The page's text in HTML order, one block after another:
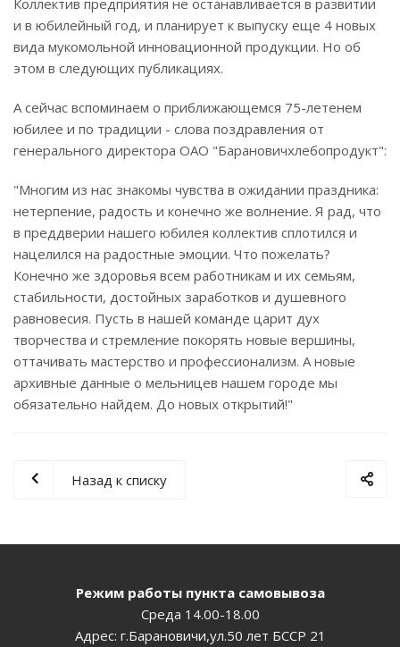
Коллектив предприятия не останавливается в развитии
и в юбилейный год, и планирует к выпуску еще 4 новых
вида мукомольной инновационной продукции. Но об
этом в следующих публикациях.
А сейчас вспоминаем о приближающемся 75-летенем
юбилее и по традиции - слова поздравления от
генерального директора ОАО "Барановичхлебопродукт":
"Многим из нас знакомы чувства в ожидании праздника:
нетерпение, радость и конечно же волнение. Я рад, что
в преддверии нашего юбилея коллектив сплотился и
нацелился на радостные эмоции. Что пожелать?
Конечно же здоровья всем работникам и их семьям,
стабильности, достойных заработков и душевного
равновесия. Пусть в нашей команде царит дух
творчества и стремление покорять новые вершины,
оттачивать мастерство и профессионализм. А новые
архивные данные о мельницев нашем городе мы
обязательно найдем. До новых открытий!"
Назад к списку
Режим работы пункта самовывоза
Среда 14.00-18.00
Адрес: г.Барановичи,ул.50 лет БССР 21